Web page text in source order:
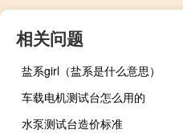
相关问题
盐系girl（盐系是什么意思）
车载电机测试台怎么用的
水泵测试台造价标准